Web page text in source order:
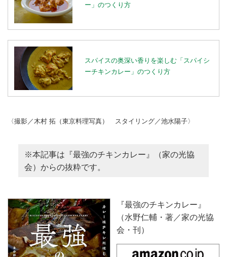
ー」のつくり方
スパイスの奥深い香りを楽しむ「スパイシ
ーチキンカレー」のつくり方
〈撮影／木村 拓（東京料理写真） スタイリング／池水陽子〉
※本記事は『最強のチキンカレー』（家の光協
会）からの抜粋です。
『最強のチキンカレー』
（水野仁輔・著／家の光協
会・刊）